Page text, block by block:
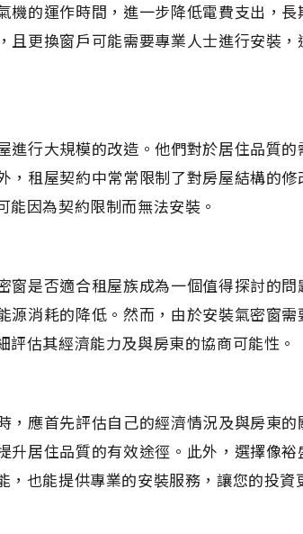
機的運作時間，進一步降低電費支出，
且更換窗戶可能需要專業人士進行安裝
進行大規模的改造。他們對於居住品質
，租屋契約中常常限制了對房屋結構的
因為契約限制而無法安裝。
是否適合租屋族成為一個值得探討的
消耗的降低。然而，由於安裝氣密窗
估其經濟能力及與房東的協商可能性。
應首先評估自己的經濟情況及與房東的
升居住品質的有效途徑。此外，選擇像
也能提供專業的安裝服務，讓您的投資